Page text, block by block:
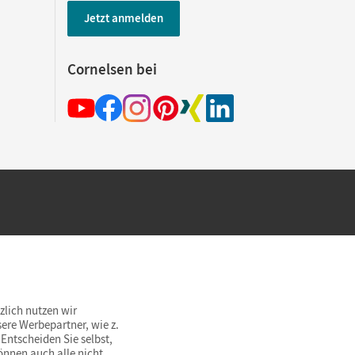
Jetzt anmelden
Cornelsen bei
innerhalb Deutschlands
nutzen wir
Werbepartner, wie z.
Sie selbst,